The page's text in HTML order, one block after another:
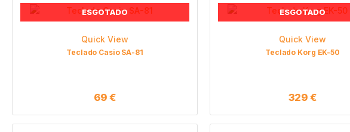
ESGOTADO
Quick View
Teclado Casio SA-81
69 €
ESGOTADO
Quick View
Teclado Korg EK-50
329 €